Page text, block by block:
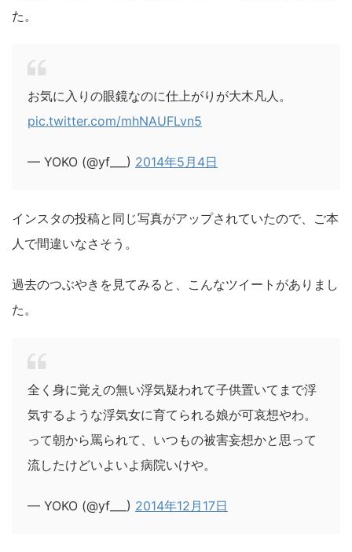
た。
お気に入りの眼鏡なのに仕上がりが大木凡人。
pic.twitter.com/mhNAUFLvn5
— YOKO (@yf___) 2014年5月4日
インスタの投稿と同じ写真がアップされていたので、ご本
人で間違いなさそう。
過去のつぶやきを見てみると、こんなツイートがありまし
た。
全く身に覚えの無い浮気疑われて子供置いてまで浮
気するような浮気女に育てられる娘が可哀想やわ。
って朝から罵られて、いつもの被害妄想かと思って
流したけどいよいよ病院いけや。
— YOKO (@yf___) 2014年12月17日